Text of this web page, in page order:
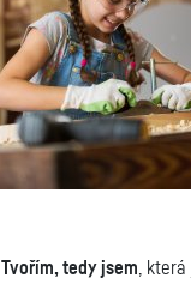
Tvořím, tedy jsem ,